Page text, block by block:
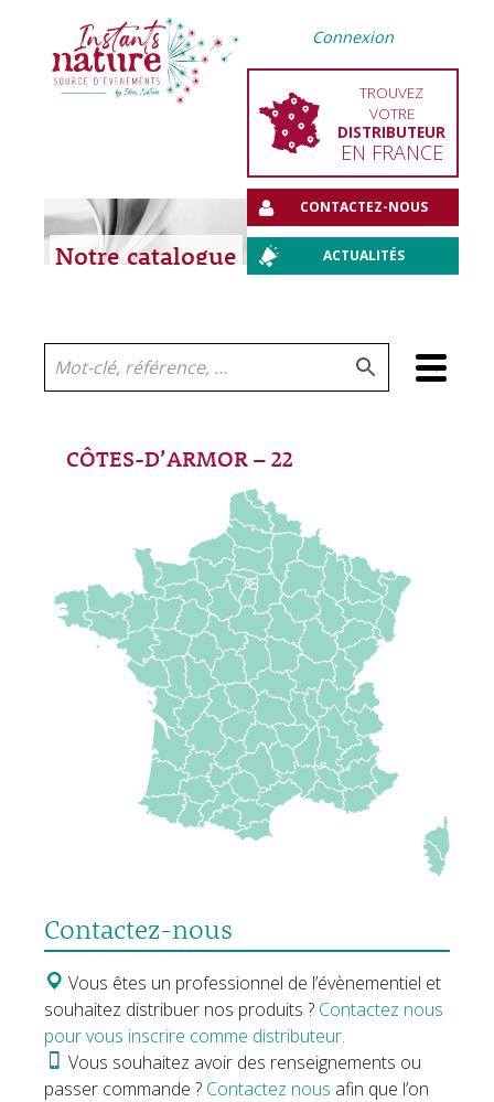
Connexion
TROUVEZ
VOTRE
DISTRIBUTEUR
EN FRANCE
CONTACTEZ-NOUS
ACTUALITÉS
Notre catalogue
Aller
au
CÔTES-D’ARMOR – 22
Contactez-nous
Vous êtes un professionnel de l’évènementiel et
souhaitez distribuer nos produits ? Contactez nous
pour vous inscrire comme distributeur.
Vous souhaitez avoir des renseignements ou
passer commande ? Contactez nous afin que l’on